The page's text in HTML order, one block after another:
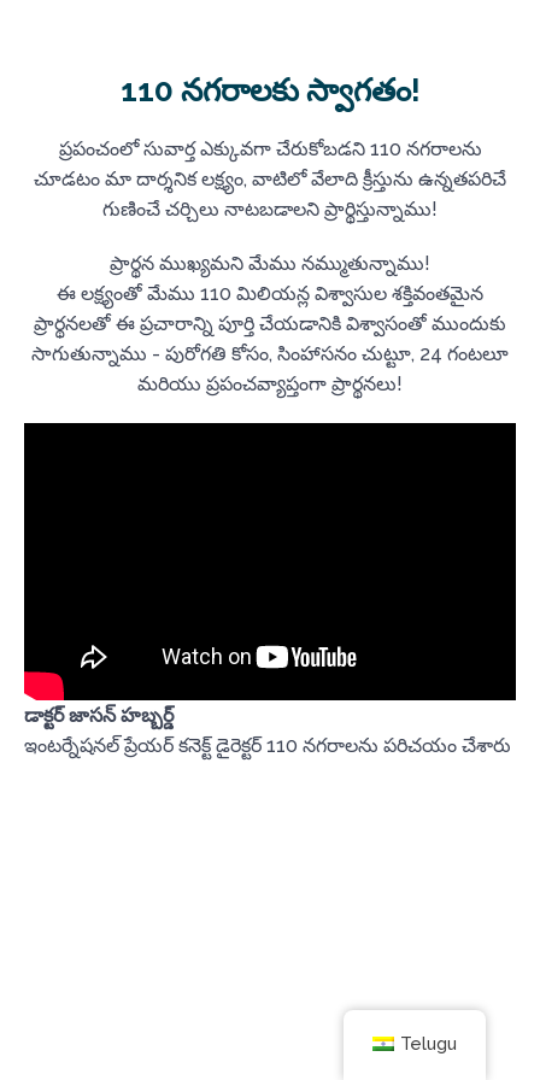
110 నగరాలకు స్వాగతం!
ప్రపంచంలో సువార్త ఎక్కువగా చేరుకోబడని 110 నగరాలను
చూడటం మా దార్శనిక లక్ష్యం, వాటిలో వేలాది క్రీస్తును ఉన్నతపరిచే
గుణించే చర్చిలు నాటబడాలని ప్రార్థిస్తున్నాము!
ప్రార్థన ముఖ్యమని మేము నమ్ముతున్నాము!
ఈ లక్ష్యంతో మేము 110 మిలియన్ల విశ్వాసుల శక్తివంతమైన
ప్రార్థనలతో ఈ ప్రచారాన్ని పూర్తి చేయడానికి విశ్వాసంతో ముందుకు
సాగుతున్నాము - పురోగతి కోసం, సింహాసనం చుట్టూ, 24 గంటలూ
మరియు ప్రపంచవ్యాప్తంగా ప్రార్థనలు!
డాక్టర్ జాసన్ హబ్బర్డ్
ఇంటర్నేషనల్ ప్రేయర్ కనెక్ట్ డైరెక్టర్ 110 నగరాలను పరిచయం చేశారు
Telugu